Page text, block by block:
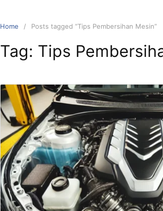
Home Posts tagged “Tips Pembersihan Mesin”
Tag: Tips